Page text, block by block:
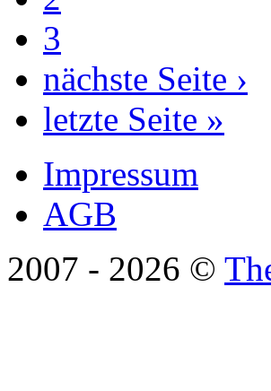
3
nächste Seite ›
letzte Seite »
Impressum
AGB
2007 - 2026 ©